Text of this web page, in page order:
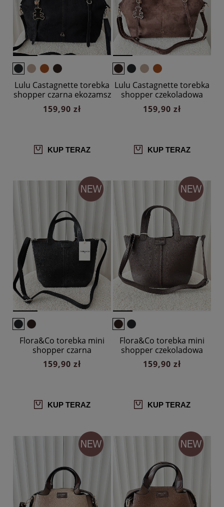
Lulu Castagnette torebka
shopper czarna ekozamsz
159,90 zł
KUP TERAZ
Lulu Castagnette torebka
shopper czekoladowa
ekozamsz
159,90 zł
KUP TERAZ
Flora&Co torebka mini
shopper czarna
159,90 zł
KUP TERAZ
Flora&Co torebka mini
shopper czekoladowa
159,90 zł
KUP TERAZ